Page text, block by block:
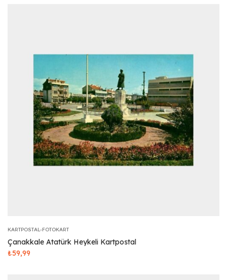
KARTPOSTAL-FOTOKART
Çanakkale Atatürk Heykeli Kartpostal
₺59,99